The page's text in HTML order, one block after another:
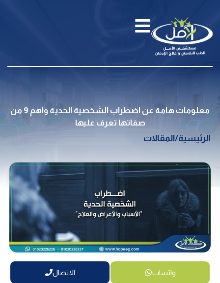
معلومات هامة عن اضطراب الشخصية الحدية واهم 9 من
صفاتها تعرف عليها
الرئيسية/المقالات
واتساب الاتصال